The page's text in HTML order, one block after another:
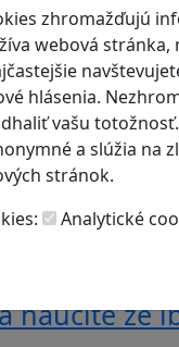
zhromažďujú
webová stránka,
hlásenia.
vašu
a slúžia na
stránok.
Analytické
sveta
logike a
zábavná a
naučíte že